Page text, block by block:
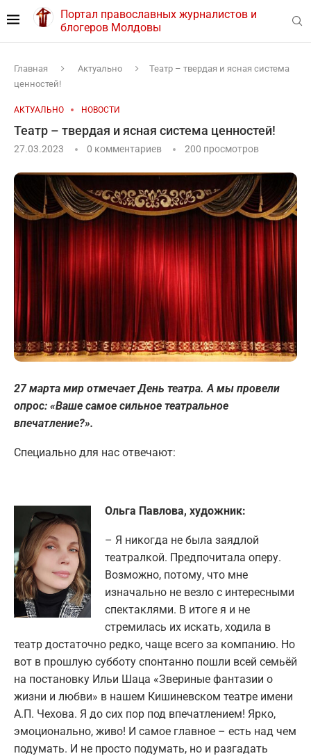
Портал православных журналистов и
блогеров Молдовы
Главная Актуально
Театр – твердая и ясная система
ценностей!
АКТУАЛЬНО НОВОСТИ
Театр – твердая и ясная система ценностей!
27.03.2023 0 комментариев 200 просмотров
27 марта мир отмечает День театра. А мы провели
опрос: «Ваше самое сильное театральное
впечатление?».
Специально для нас отвечают:
Ольга Павлова, художник:
– Я никогда не была заядлой
театралкой. Предпочитала оперу.
Возможно, потому, что мне
изначально не везло с интересными
спектаклями. В итоге я и не
стремилась их искать, ходила в
театр достаточно редко, чаще всего за компанию. Но
вот в прошлую субботу спонтанно пошли всей семьёй
на постановку Ильи Шаца «Звериные фантазии о
жизни и любви» в нашем Кишиневском театре имени
А.П. Чехова. Я до сих пор под впечатлением! Ярко,
эмоционально, живо! И самое главное – есть над чем
подумать. И не просто подумать, но и разгадать